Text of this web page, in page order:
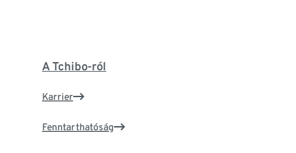
A Tchibo-ról
Karrier
Fenntarthatóság